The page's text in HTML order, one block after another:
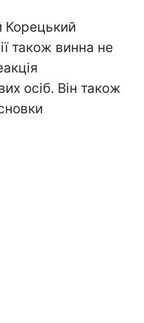
Корецький
також винна не
осіб. Він також